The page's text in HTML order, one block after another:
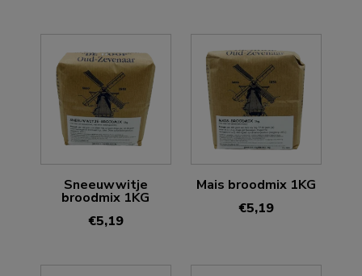
Sneeuwwitje
broodmix 1KG
€5,19
Mais broodmix 1KG
€5,19